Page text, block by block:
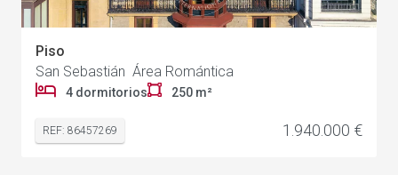
Piso
San Sebastián Área Romántica
4 dormitorios 250 m²
REF: 86457269 1.940.000 €